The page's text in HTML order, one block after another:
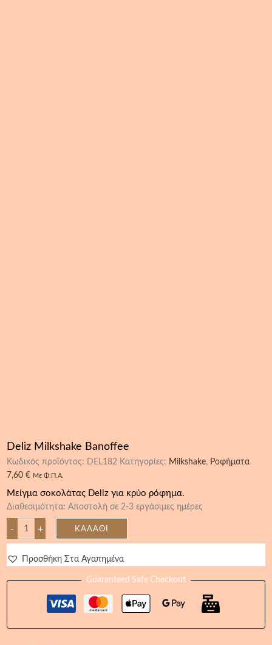
Deliz Milkshake Banoffee
Κωδικός προϊόντος: DEL182 Κατηγορίες: Milkshake, Ροφήματα
7,60€ Με Φ.Π.Α.
Μείγμα σοκολάτας Deliz για κρύο ρόφημα.
Διαθεσιμότητα: Αποστολή σε 2-3 εργάσιμες ημέρες
- + ΚΑΛΆΘΙ
Προσθήκη Στα Αγαπημένα
Guaranteed Safe Checkout